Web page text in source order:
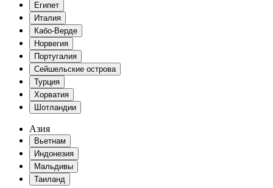
Египет
Италия
Кабо-Верде
Норвегия
Португалия
Сейшельские острова
Турция
Хорватия
Шотландии
Азия
Вьетнам
Индонезия
Мальдивы
Таиланд